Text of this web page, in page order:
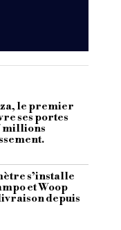
le premier
ses portes
millions
s’installe
et Woop
depuis